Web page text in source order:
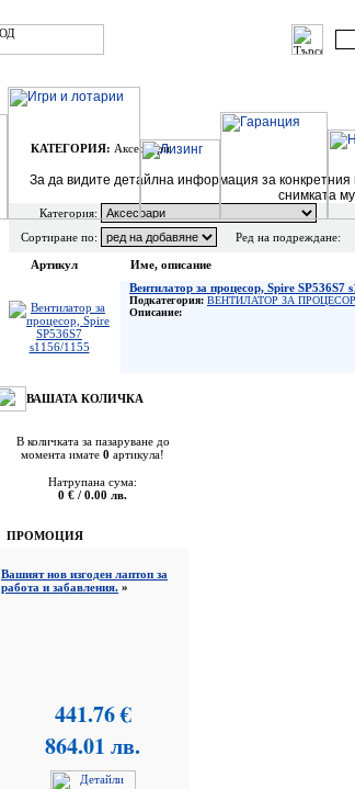
КАТЕГОРИЯ: Аксесоари
За да видите детайлна информация за конкретния
снимката
Категория:
Сортиране по:
Ред на подреждане:
Артикул Име, описание
Вентилатор за процесор, Spire SP536S7
Подкатегория: ВЕНТИЛАТОР ЗА ПРОЦЕСОР
Описание:
ВАШАТА КОЛИЧКА
В количката за пазаруване до
момента имате 0 артикула!
Натрупана сума:
0 € / 0.00 лв.
ПРОМОЦИЯ
Вашият нов изгоден лаптоп за
работа и забавления. »
441.76 €
864.01 лв.